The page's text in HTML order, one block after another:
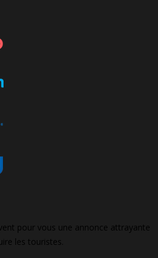
pour vous une annonce attrayante
les touristes.